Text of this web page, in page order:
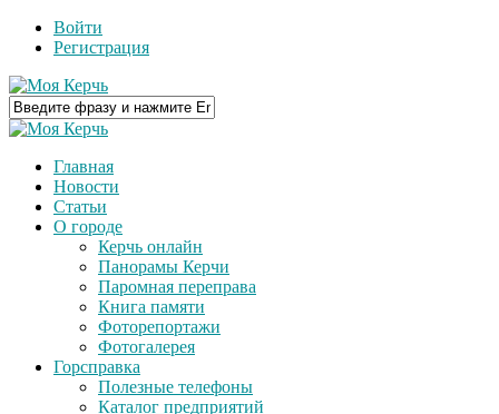
Войти
Регистрация
Главная
Новости
Статьи
О городе
Керчь онлайн
Панорамы Керчи
Паромная переправа
Книга памяти
Фоторепортажи
Фотогалерея
Горсправка
Полезные телефоны
Каталог предприятий